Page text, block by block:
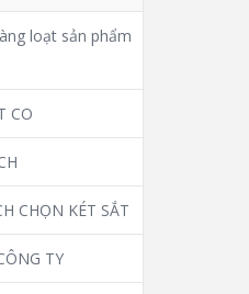
loạt sản phẩm
CO
CHỌN KÉT SẮT
TY